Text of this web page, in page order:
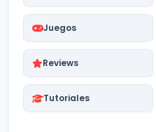
Juegos
Reviews
Tutoriales